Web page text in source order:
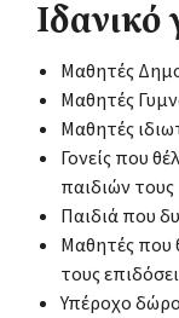
Ιδανικό
Μαθητές
Μαθητές
Μαθητές
Γονείς που
παιδιών τους
Παιδιά που
Μαθητές που
τους
Υπέροχο